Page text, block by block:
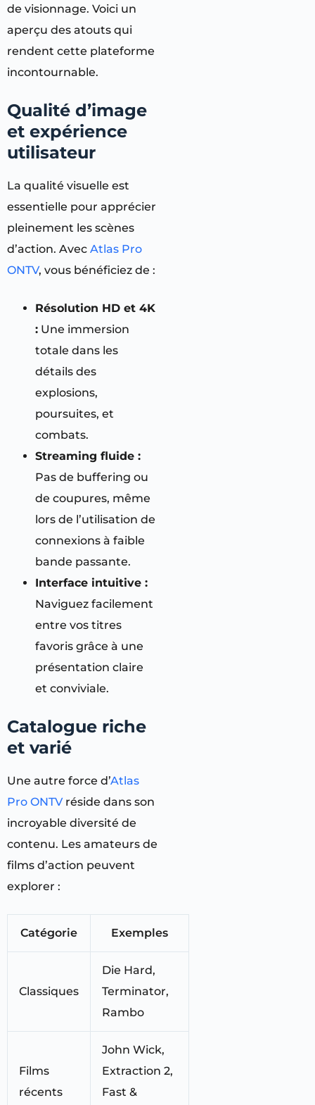
de visionnage. Voici un
aperçu des atouts qui
rendent cette plateforme
incontournable.
Qualité d’image
et expérience
utilisateur
La qualité visuelle est
essentielle pour apprécier
pleinement les scènes
d’action. Avec Atlas Pro
ONTV, vous bénéficiez de :
Résolution HD et 4K
: Une immersion
totale dans les
détails des
explosions,
poursuites, et
combats.
Streaming fluide :
Pas de buffering ou
de coupures, même
lors de l’utilisation de
connexions à faible
bande passante.
Interface intuitive :
Naviguez facilement
entre vos titres
favoris grâce à une
présentation claire
et conviviale.
Catalogue riche
et varié
Une autre force d’Atlas
Pro ONTVréside dans son
incroyable diversité de
contenu. Les amateurs de
films d’action peuvent
explorer :
Catégorie Exemples
Classiques
Die Hard,
Terminator,
Rambo
Films
récents
John Wick,
Extraction 2,
Fast &